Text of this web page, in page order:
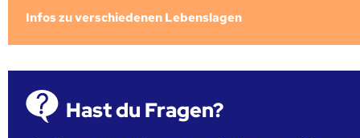
Infos zu verschiedenen Lebenslagen
Hast du Fragen?